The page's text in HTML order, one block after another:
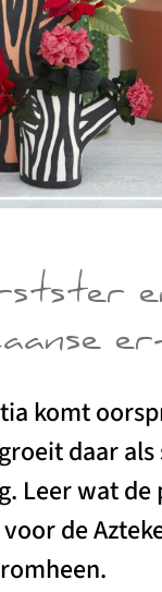
komt
daar
Leer wat de
de